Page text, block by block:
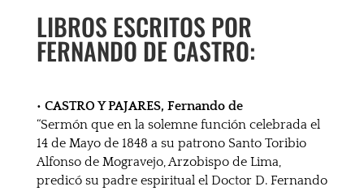
LIBROS ESCRITOS POR
FERNANDO DE CASTRO:
• CASTRO Y PAJARES, Fernando de
“Sermón que en la solemne función celebrada el
14 de Mayo de 1848 a su patrono Santo Toribio
Alfonso de Mogravejo, Arzobispo de Lima,
predicó su padre espiritual el Doctor D. Fernando